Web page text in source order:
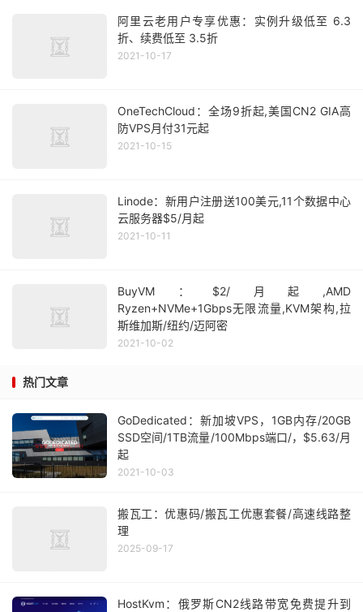
阿里云老用户专享优惠：实例升级低至 6.3
折、续费低至 3.5折
2021-10-17
OneTechCloud：全场9折起,美国CN2 GIA高
防VPS月付31元起
2021-10-15
Linode：新用户注册送100美元,11个数据中心
云服务器$5/月起
2021-10-11
BuyVM：$2/月起,AMD
Ryzen+NVMe+1Gbps无限流量,KVM架构,拉
斯维加斯/纽约/迈阿密
2021-10-02
热门文章
GoDedicated：新加坡VPS，1GB内存/20GB
SSD空间/1TB流量/100Mbps端口/，$5.63/月
起
2021-10-03
搬瓦工：优惠码/搬瓦工优惠套餐/高速线路整
理
2025-09-17
HostKvm：俄罗斯CN2线路带宽免费提升到